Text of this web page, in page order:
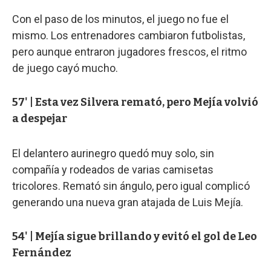
Con el paso de los minutos, el juego no fue el
mismo. Los entrenadores cambiaron futbolistas,
pero aunque entraron jugadores frescos, el ritmo
de juego cayó mucho.
57' | Esta vez Silvera remató, pero Mejía volvió
a despejar
El delantero aurinegro quedó muy solo, sin
compañía y rodeados de varias camisetas
tricolores. Remató sin ángulo, pero igual complicó
generando una nueva gran atajada de Luis Mejía.
54' | Mejía sigue brillando y evitó el gol de Leo
Fernández